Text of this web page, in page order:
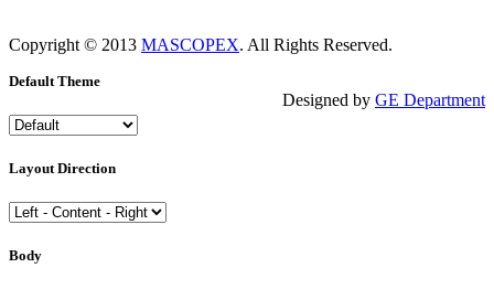
Copyright © 2013 MASCOPEX. All Rights Reserved.
Designed by GE Department
Default Theme
Layout Direction
Body